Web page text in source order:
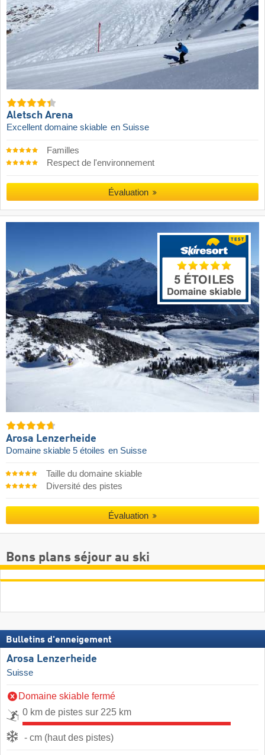
Aletsch Arena
Excellent domaine skiable en Suisse
Familles
Respect de l'environnement
Évaluation
Arosa Lenzerheide
Domaine skiable 5 étoiles en Suisse
Taille du domaine skiable
Diversité des pistes
Évaluation
Bons plans séjour au ski
Bulletins d'enneigement
Arosa Lenzerheide
Suisse
Domaine skiable fermé
0 km de pistes sur 225 km
- cm (haut des pistes)